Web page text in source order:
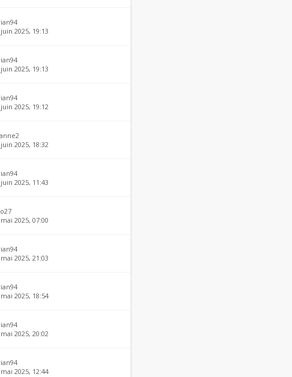
2025, 19:13
2025, 19:13
2025, 19:12
2025, 18:32
2025, 11:43
2025, 07:00
2025, 21:03
2025, 18:54
2025, 20:02
2025, 12:44